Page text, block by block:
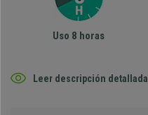
Uso 8 horas
Leer descripción detallada